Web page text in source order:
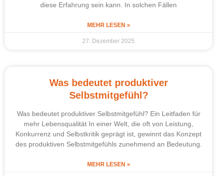
diese Erfahrung sein kann. In solchen Fällen
MEHR LESEN »
27. Dezember 2025
Was bedeutet produktiver
Selbstmitgefühl?
Was bedeutet produktiver Selbstmitgefühl? Ein Leitfaden für
mehr Lebensqualität In einer Welt, die oft von Leistung,
Konkurrenz und Selbstkritik geprägt ist, gewinnt das Konzept
des produktiven Selbstmitgefühls zunehmend an Bedeutung.
MEHR LESEN »